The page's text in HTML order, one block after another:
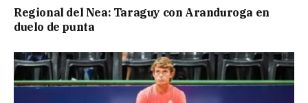
Regional del Nea: Taraguy con Aranduroga en
duelo de punta